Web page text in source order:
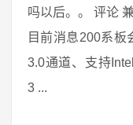
吗以后。。 评论
目前消息200系板
3.0通道、支持
3 ...